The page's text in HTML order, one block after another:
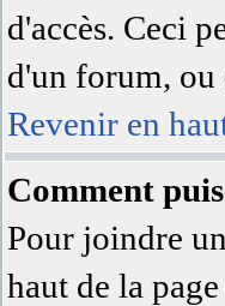
d'accès. Ceci
d'un forum, ou
Revenir en
Comment
Pour joindre
haut de la